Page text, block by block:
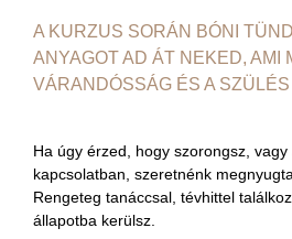
A KURZUS SORÁN BÓNI
ANYAGOT AD ÁT NEKED, AMI
VÁRANDÓSSÁG ÉS A
Ha úgy érzed, hogy szorongsz,
kapcsolatban, szeretnénk
Rengeteg tanáccsal, tévhittel
állapotba kerülsz.